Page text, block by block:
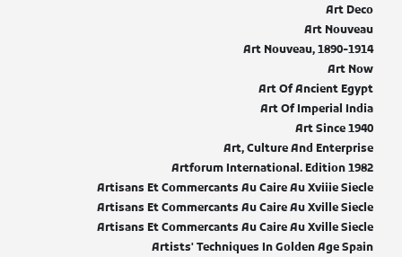
Art Deco
Art Nouveau
Art Nouveau, 1890-1914
Art Now
Art Of Ancient Egypt
Art Of Imperial India
Art Since 1940
Art, Culture And Enterprise
Artforum International. Edition 1982
Artisans Et Commercants Au Caire Au Xviiie Siecle
Artisans Et Commercants Au Caire Au Xville Siecle
Artisans Et Commercants Au Caire Au Xville Siecle
Artists' Techniques In Golden Age Spain